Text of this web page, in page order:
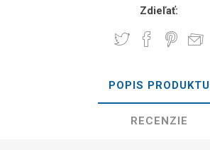
Zdieľať:
POPIS PRODUKTU
RECENZIE